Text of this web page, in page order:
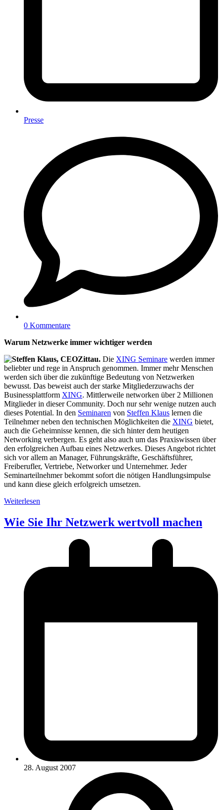
Presse
0 Kommentare
Warum Netzwerke immer wichtiger werden
Zittau. Die XING Seminare werden immer
beliebter und rege in Anspruch genommen. Immer mehr Menschen
werden sich über die zukünftige Bedeutung von Netzwerken
bewusst. Das beweist auch der starke Mitgliederzuwachs der
Businessplattform XING. Mittlerweile networken über 2 Millionen
Mitglieder in dieser Community. Doch nur sehr wenige nutzen auch
dieses Potential. In den Seminaren von Steffen Klaus lernen die
Teilnehmer neben den technischen Möglichkeiten die XING bietet,
auch die Geheimnisse kennen, die sich hinter dem heutigen
Networking verbergen. Es geht also auch um das Praxiswissen über
den erfolgreichen Aufbau eines Netzwerkes. Dieses Angebot richtet
sich vor allem an Manager, Führungskräfte, Geschäftsführer,
Freiberufler, Vertriebe, Networker und Unternehmer. Jeder
Seminarteilnehmer bekommt sofort die nötigen Handlungsimpulse
und kann diese gleich erfolgreich umsetzen.
Weiterlesen
Wie Sie Ihr Netzwerk wertvoll machen
28. August 2007